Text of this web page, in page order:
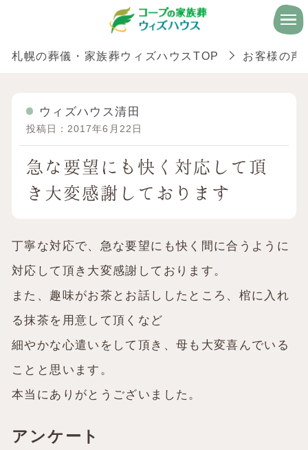
札幌の葬儀・家族葬ウィズハウスTOP お客様の声
ウィズハウス清田
投稿日：2017年6月22日
急な要望にも快く対応して頂
き大変感謝しております
丁寧な対応で、急な要望にも快く間に合うように
対応して頂き大変感謝しております。
また、趣味がお茶とお話ししたところ、棺に入れ
る抹茶を用意して頂くなど
細やかな心遣いをして頂き、母も大変喜んでいる
ことと思います。
本当にありがとうございました。
アンケート